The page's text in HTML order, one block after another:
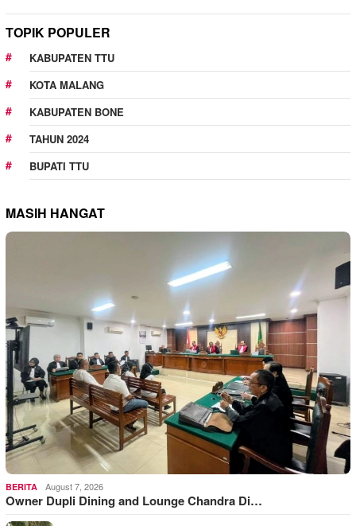
TOPIK POPULER
KABUPATEN TTU
KOTA MALANG
KABUPATEN BONE
TAHUN 2024
BUPATI TTU
MASIH HANGAT
BERITA August 7, 2026
Owner Dupli Dining and Lounge Chandra Di…